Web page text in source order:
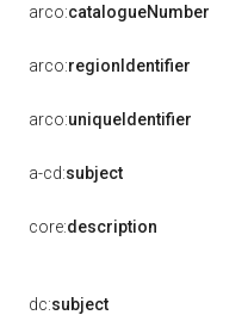
arco:catalogueNumber
arco:regionIdentifier
arco:uniqueIdentifier
a-cd:subject
core:description
dc:subject